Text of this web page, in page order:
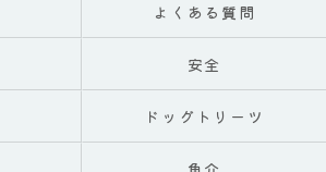
よくある質問
安全
ドッグトリーツ